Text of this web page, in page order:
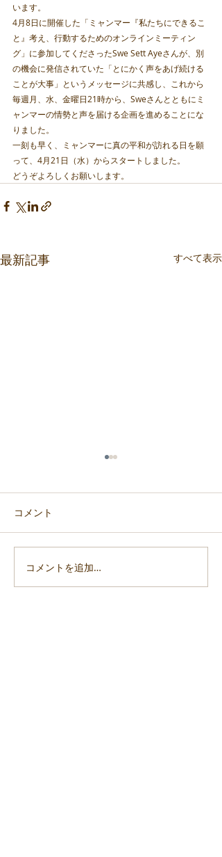
います。
4月8日に開催した「ミャンマー『私たちにできるこ
と』考え、行動するためのオンラインミーティン
グ」に参加してくださったSwe Sett Ayeさんが、別
の機会に発信されていた「とにかく声をあげ続ける
ことが大事」というメッセージに共感し、これから
毎週月、水、金曜日21時から、Sweさんとともにミ
ャンマーの情勢と声を届ける企画を進めることにな
りました。
一刻も早く、ミャンマーに真の平和が訪れる日を願
って、4月21日（水）からスタートしました。
どうぞよろしくお願いします。
最新記事 すべて表示
「令和6年能登半島地震」
支援活動報告7
コメント
コメントを追加…